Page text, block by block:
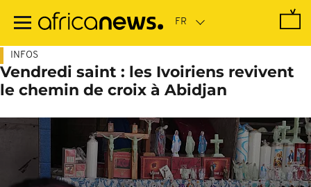
contenu
INFOS
Vendredi saint : les Ivoiriens revivent
le chemin de croix à Abidjan